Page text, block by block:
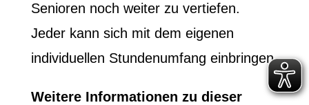
Senioren noch weiter zu vertiefen.
Jeder kann sich mit dem eigenen
individuellen Stundenumfang einbringen.
Weitere Informationen zu dieser